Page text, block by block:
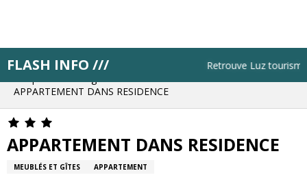
principal
FLASH INFO /// Retrouve Luz tourisme
Accueil
Résa pas à pas
APPARTEMENT DANS RESIDENCE
APPARTEMENT DANS RESIDENCE
MEUBLÉS ET GÎTES APPARTEMENT